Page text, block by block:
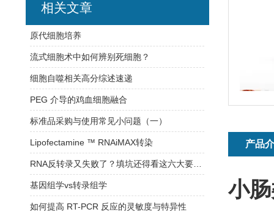
产品
小
相关文章
原代细胞培养
流式细胞术中如何辨别死细胞？
细胞自噬相关高分综述速递
PEG 介导的鸡血细胞融合
标准品采购与使用常见小问题（一）
Lipofectamine ™ RNAiMAX转染
基因组学vs转录组学
如何提高 RT-PCR 反应的灵敏度与特异性